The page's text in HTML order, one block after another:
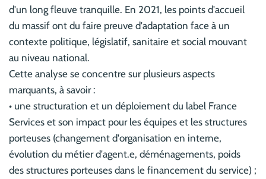
d'un long fleuve tranquille. En 2021, les points d'accueil
du massif ont du faire preuve d'adaptation face à un
contexte politique, législatif, sanitaire et social mouvant
au niveau national.
Cette analyse se concentre sur plusieurs aspects
marquants, à savoir :
• une structuration et un déploiement du label France
Services et son impact pour les équipes et les structures
porteuses (changement d'organisation en interne,
évolution du métier d'agent.e, déménagements, poids
des structures porteuses dans le financement du service) ;